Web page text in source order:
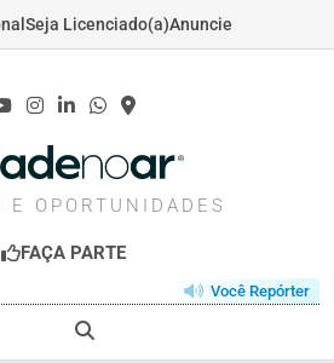
Seja Licenciado(a)Anuncie
E OPORTUNIDADES
FAÇA PARTE
Você Repórter